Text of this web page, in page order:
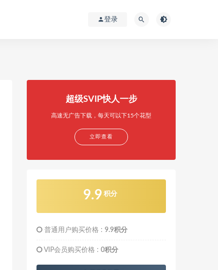
登录
超级SVIP快人一步
高速无广告下载，每天可以下15个花型
立即查看
9.9 积分
普通用户购买价格 : 9.9积分
VIP会员购买价格 : 0积分